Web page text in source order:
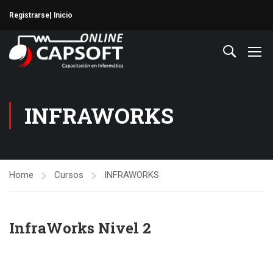
Registrarse | Inicio
INFRAWORKS
Home Cursos INFRAWORKS
InfraWorks Nivel 2